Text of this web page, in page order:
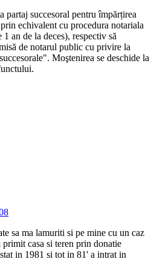
partaj succesoral pentru împărțirea
echivalent cu procedura notariala
an de la deces), respectiv să
de notarul public cu privire la
Moştenirea se deschide la
sa ma lamuriti si pe mine cu un caz
primit casa si teren prin donatie
in 1981 si tot in 81' a intrat in